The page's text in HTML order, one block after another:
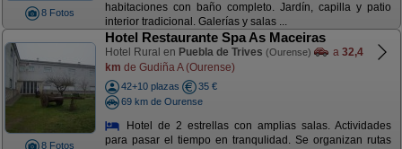
8 Fotos
habitaciones con baño completo. Jardín, capilla y patio
interior tradicional. Galerías y salas ...
8 Fotos
Hotel Restaurante Spa As Maceiras
Hotel Rural en Puebla de Trives (Ourense) a 32,4
km de Gudiña A (Ourense)
42+10 plazas
35 €
69 km de Ourense
Hotel de 2 estrellas con amplias salas. Actividades
para pasar el tiempo en tranqulidad. Se organizan rutas